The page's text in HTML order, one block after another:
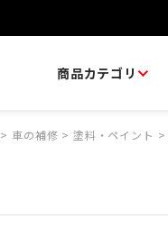
商品カテゴリ
> 車の補修 > 塗料・ペイント >